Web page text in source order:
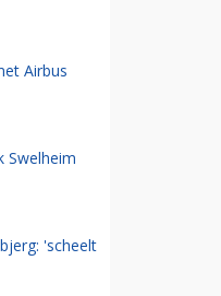
Airbus
Swelheim
'scheelt